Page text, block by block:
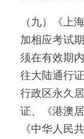
（九）《上
加相应考试
须在有效期
往大陆通行
行政区永久
证、《港澳
《中华人民